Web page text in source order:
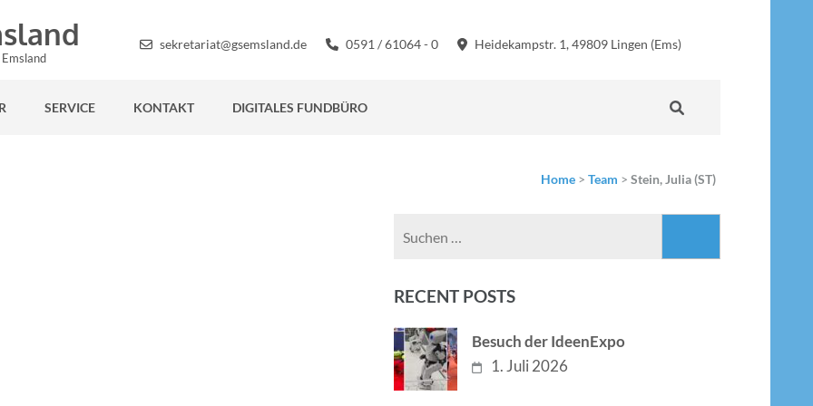
sekretariat@gsemsland.de 0591 / 61064 - 0 Heidekampstr. 1, 49809 Lingen (Ems)
SERVICE KONTAKT DIGITALES FUNDBÜRO
Home > Team > Stein, Julia (ST)
RECENT POSTS
Besuch der IdeenExpo
1. Juli 2026